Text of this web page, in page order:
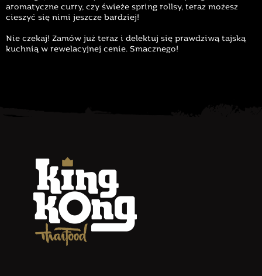
aromatyczne curry, czy świeże spring rollsy, teraz możesz
cieszyć się nimi jeszcze bardziej!
Nie czekaj! Zamów już teraz i delektuj się prawdziwą tajską
kuchnią w rewelacyjnej cenie. Smacznego!